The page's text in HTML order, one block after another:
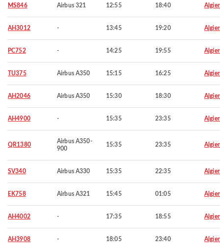
MS846 Airbus 321 12:55 18:40
AH3012 - 13:45 19:20
PC752 - 14:25 19:55
TU375 Airbus A350 15:15 16:25
AH2046 Airbus A350 15:30 18:30
AH4900 - 15:35 23:35
QR1380
Airbus A350-
900
15:35 23:35
SV340 Airbus A330 15:35 22:35
EK758 Airbus A321 15:45 01:05
AH4002 - 17:35 18:55
AH3908 - 18:05 23:40